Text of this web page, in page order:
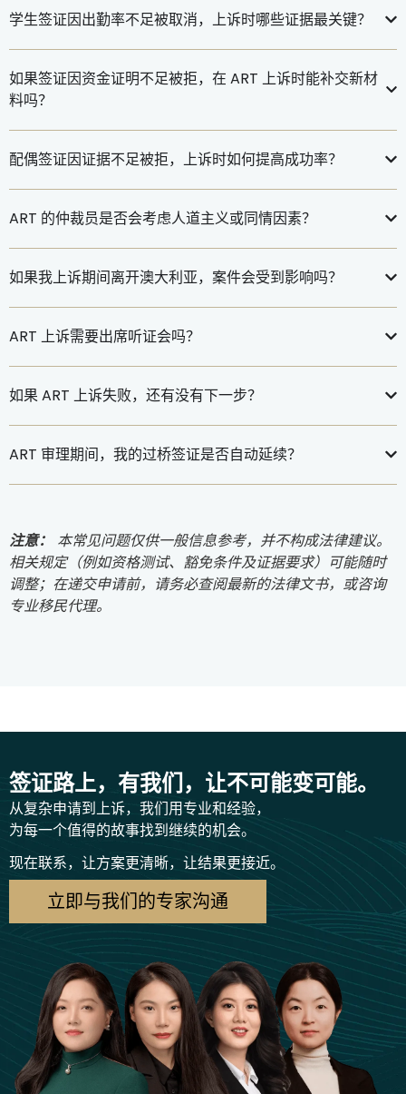
学生签证因出勤率不足被取消，上诉时哪些证据最关键？
如果签证因资金证明不足被拒，在 ART 上诉时能补交新材
料吗？
配偶签证因证据不足被拒，上诉时如何提高成功率？
ART 的仲裁员是否会考虑人道主义或同情因素？
如果我上诉期间离开澳大利亚，案件会受到影响吗？
ART 上诉需要出席听证会吗？
如果 ART 上诉失败，还有没有下一步？
ART 审理期间，我的过桥签证是否自动延续？
注意：
本常见问题仅供一般信息参考，并不构成法律建议。
相关规定（例如资格测试、豁免条件及证据要求）可能随时
调整；在递交申请前，请务必查阅最新的法律文书，或咨询
专业移民代理。
签证路上，有我们，让不可能变可能。
从复杂申请到上诉，我们用专业和经验，
为每一个值得的故事找到继续的机会。
现在联系，让方案更清晰，让结果更接近。
立即与我们的专家沟通